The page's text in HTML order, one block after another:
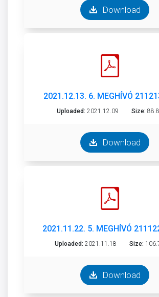
Download
2021.12.13. 6. MEGHÍVÓ
Uploaded: 2021.12.09 Size:
Download
2021.11.22. 5. MEGHÍVÓ
Uploaded: 2021.11.18 Size:
Download